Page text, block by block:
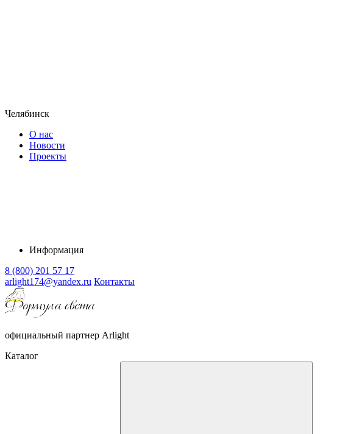
Челябинск
О нас
Новости
Проекты
Информация
8 (800) 201 57 17
arlight174@yandex.ru Контакты
официальный партнер Arlight
Каталог